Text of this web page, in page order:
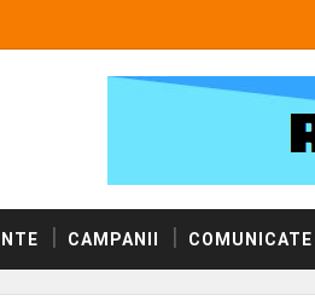
CAMPANII COMUNICATE